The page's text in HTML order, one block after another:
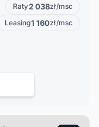
Raty2 038zł/msc
Leasing1 160zł/msc